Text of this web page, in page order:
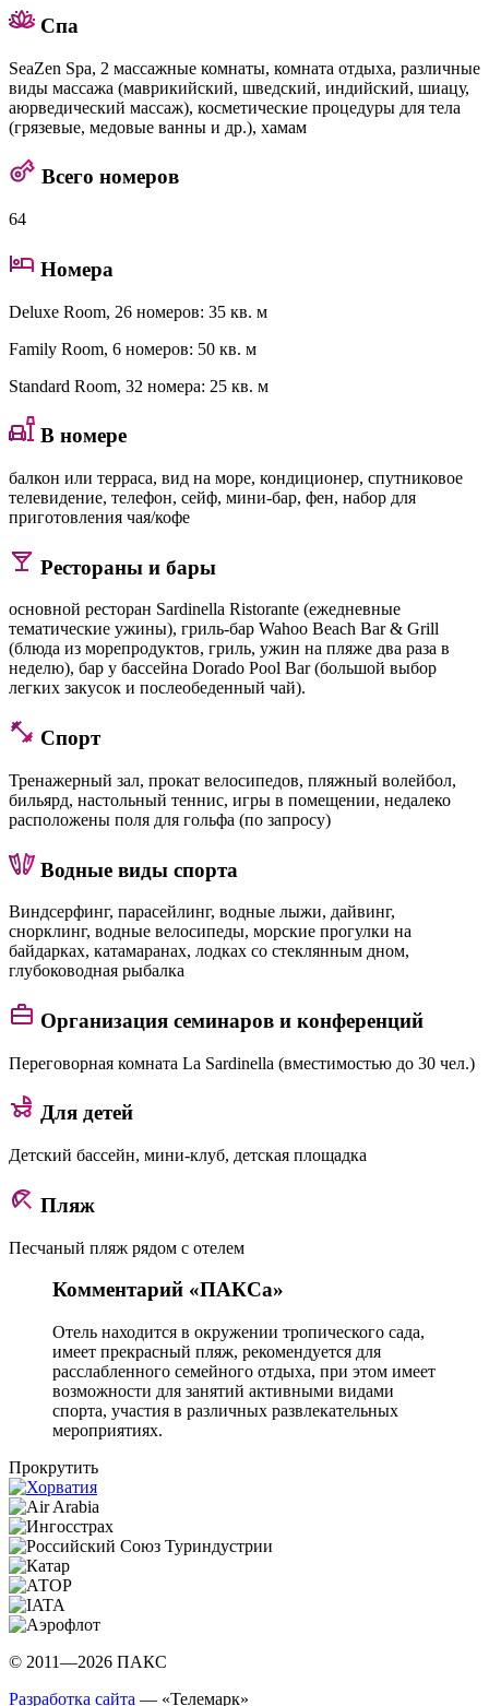
Спа
SeaZen Spa, 2 массажные комнаты, комната отдыха, различные
виды массажа (маврикийский, шведский, индийский, шиацу,
аюрведический массаж), косметические процедуры для тела
(грязевые, медовые ванны и др.), хамам
Всего номеров
64
Номера
Deluxe Room, 26 номеров: 35 кв. м
Family Room, 6 номеров: 50 кв. м
Standard Room, 32 номера: 25 кв. м
В номере
балкон или терраса, вид на море, кондиционер, спутниковое
телевидение, телефон, сейф, мини-бар, фен, набор для
приготовления чая/кофе
Рестораны и бары
основной ресторан Sardinella Ristorante (ежедневные
тематические ужины), гриль-бар Wahoo Beach Bar & Grill
(блюда из морепродуктов, гриль, ужин на пляже два раза в
неделю), бар у бассейна Dorado Pool Bar (большой выбор
легких закусок и послеобеденный чай).
Спорт
Тренажерный зал, прокат велосипедов, пляжный волейбол,
бильярд, настольный теннис, игры в помещении, недалеко
расположены поля для гольфа (по запросу)
Водные виды спорта
Виндсерфинг, парасейлинг, водные лыжи, дайвинг,
снорклинг, водные велосипеды, морские прогулки на
байдарках, катамаранах, лодках со стеклянным дном,
глубоководная рыбалка
Организация семинаров и конференций
Переговорная комната La Sardinella (вместимостью до 30 чел.)
Для детей
Детский бассейн, мини-клуб, детская площадка
Пляж
Песчаный пляж рядом с отелем
Комментарий «ПАКСа»
Отель находится в окружении тропического сада,
имеет прекрасный пляж, рекомендуется для
расслабленного семейного отдыха, при этом имеет
возможности для занятий активными видами
спорта, участия в различных развлекательных
мероприятиях.
Прокрутить
© 2011—2026 ПАКС
Разработка сайта — «Телемарк»